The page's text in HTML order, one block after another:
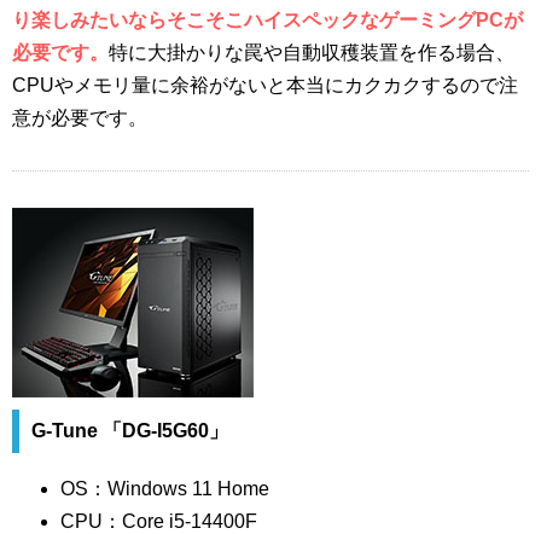
り楽しみたいならそこそこハイスペックなゲーミングPCが
必要です。 特に大掛かりな罠や自動収穫装置を作る場合、
CPUやメモリ量に余裕がないと本当にカクカクするので注
意が必要です。
G-Tune 「DG-I5G60」
OS：Windows 11 Home
CPU：Core i5-14400F